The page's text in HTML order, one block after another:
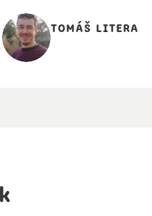
tomáš litera